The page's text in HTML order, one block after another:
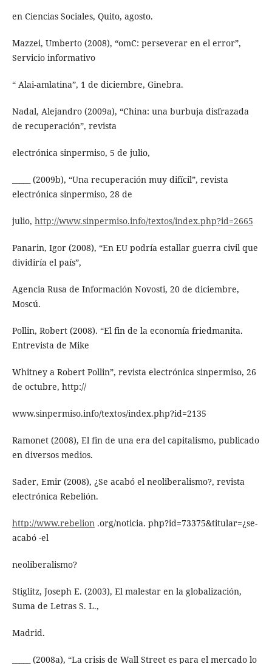
en Ciencias Sociales, Quito, agosto.
Mazzei, Umberto (2008), “omC: perseverar en el error”,
Servicio informativo
“ Alai-amlatina”, 1 de diciembre, Ginebra.
Nadal, Alejandro (2009a), “China: una burbuja disfrazada
de recuperación”, revista
electrónica sinpermiso, 5 de julio,
_____ (2009b), “Una recuperación muy difícil”, revista
electrónica sinpermiso, 28 de
julio, http://www.sinpermiso.info/textos/index.php?id=2665
Panarin, Igor (2008), “En EU podría estallar guerra civil que
dividiría el país”,
Agencia Rusa de Información Novosti, 20 de diciembre,
Moscú.
Pollin, Robert (2008). “El fin de la economía friedmanita.
Entrevista de Mike
Whitney a Robert Pollin”, revista electrónica sinpermiso, 26
de octubre, http://
www.sinpermiso.info/textos/index.php?id=2135
Ramonet (2008), El fin de una era del capitalismo, publicado
en diversos medios.
Sader, Emir (2008), ¿Se acabó el neoliberalismo?, revista
electrónica Rebelión.
http://www.rebelion.org/noticia. php?id=73375&titular=¿se-
acabó -el
neoliberalismo?
Stiglitz, Joseph E. (2003), El malestar en la globalización,
Suma de Letras S. L.,
Madrid.
_____ (2008a), “La crisis de Wall Street es para el mercado lo